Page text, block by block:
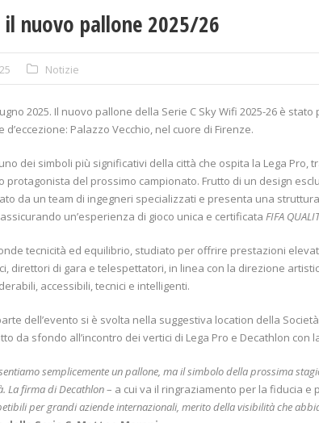
il nuovo pallone 2025/26
Notizie
2025. Il nuovo pallone della Serie C Sky Wifi 2025-26 è
d’eccezione: Palazzo Vecchio, nel cuore di Firenze.
dei simboli più significativi della città che ospita la Lega Pro,
protagonista del prossimo campionato. Frutto di un design
da un team di ingegneri specializzati e presenta una
un’esperienza di gioco unica e certificata FIFA
tecnicità ed equilibrio, studiato per offrire prestazioni
direttori di gara e telespettatori, in linea con la direzione
accessibili, tecnici e intelligenti.
dell’evento si è svolta nella suggestiva location della
da sfondo all’incontro dei vertici di Lega Pro e Decathlon con
semplicemente un pallone, ma il simbolo della prossima
La firma di Decathlon– a cui va il ringraziamento per la fiducia e
per grandi aziende internazionali, merito della visibilità che